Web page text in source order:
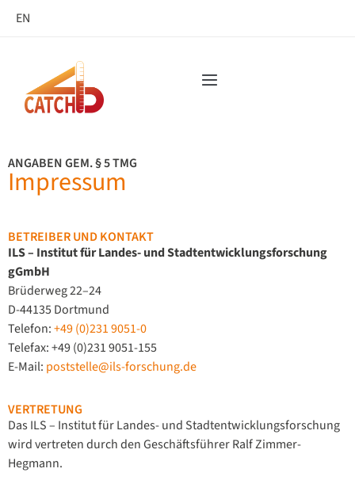
EN
ANGABEN GEM. § 5 TMG
Impressum
BETREIBER UND KONTAKT
ILS – Institut für Landes- und Stadtentwicklungsforschung
gGmbH
Brüderweg 22–24
D-44135 Dortmund
Telefon:+49 (0)231 9051-0
Telefax: +49 (0)231 9051-155
E-Mail: poststelle@ils-forschung.de
VERTRETUNG
Das ILS – Institut für Landes- und Stadtentwicklungsforschung
wird vertreten durch den Geschäftsführer Ralf Zimmer-
Hegmann.